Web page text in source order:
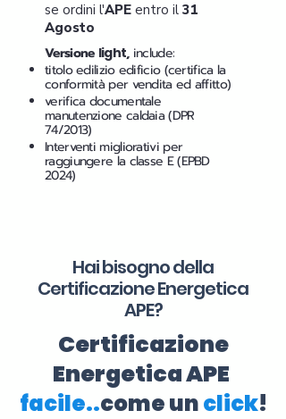
se ordini l'APE entro il 31
Agosto
Versione light,include:
titolo edilizio edificio (certifica la
conformità per vendita ed affitto)
verifica documentale
manutenzione caldaia (DPR
74/2013)
Interventi migliorativi per
raggiungere la classe E (EPBD
2024)
Hai bisogno della
Certificazione Energetica
APE?
Certificazione
Energetica APE
facile..come unclick!